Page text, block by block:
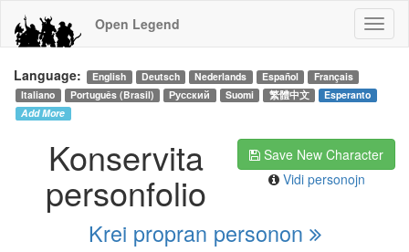
Open Legend
Language: English Deutsch Nederlands Español
Français
Italiano
Português (Brasil) Русский Suomi 繁體中文
Esperanto
Add More
Save New Character
Vidi personojn
Konservita
personfolio
Krei propran personon